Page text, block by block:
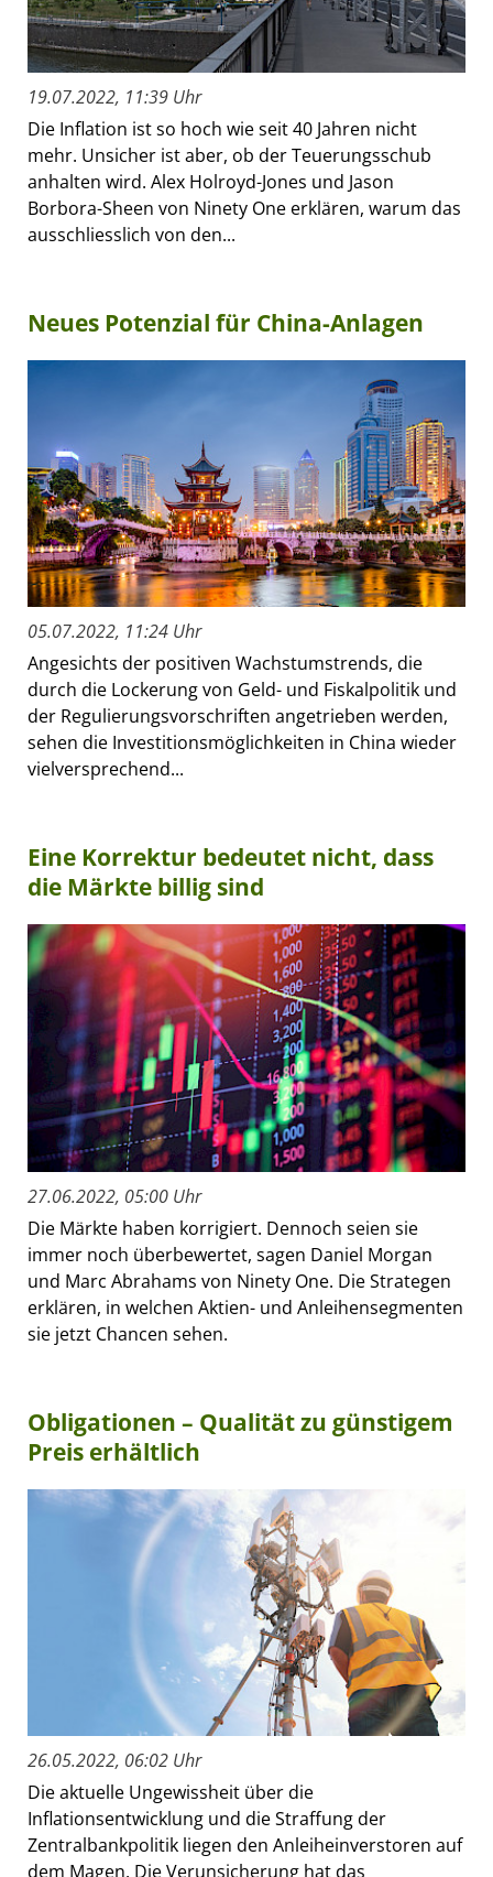
19.07.2022, 11:39 Uhr
Die Inflation ist so hoch wie seit 40 Jahren nicht
mehr. Unsicher ist aber, ob der Teuerungsschub
anhalten wird. Alex Holroyd-Jones und Jason
Borbora-Sheen von Ninety One erklären, warum das
ausschliesslich von den...
Neues Potenzial für China-Anlagen
05.07.2022, 11:24 Uhr
Angesichts der positiven Wachstumstrends, die
durch die Lockerung von Geld- und Fiskalpolitik und
der Regulierungsvorschriften angetrieben werden,
sehen die Investitionsmöglichkeiten in China wieder
vielversprechend...
Eine Korrektur bedeutet nicht, dass
die Märkte billig sind
27.06.2022, 05:00 Uhr
Die Märkte haben korrigiert. Dennoch seien sie
immer noch überbewertet, sagen Daniel Morgan
und Marc Abrahams von Ninety One. Die Strategen
erklären, in welchen Aktien- und Anleihensegmenten
sie jetzt Chancen sehen.
Obligationen – Qualität zu günstigem
Preis erhältlich
26.05.2022, 06:02 Uhr
Die aktuelle Ungewissheit über die
Inflationsentwicklung und die Straffung der
Zentralbankpolitik liegen den Anleiheinverstoren auf
dem Magen. Die Verunsicherung hat das